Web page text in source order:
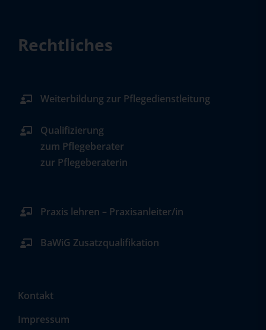
Rechtliches
Weiterbildung zur Pflegedienstleitung
Qualifizierung
zum Pflegeberater
zur Pflegeberaterin
Praxis lehren – Praxisanleiter/in
BaWiG Zusatzqualifikation
Kontakt
Impressum